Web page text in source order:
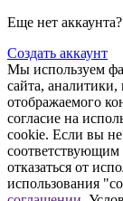
Еще нет аккаунта?
Создать аккаунт
Мы используем
сайта,
отображаемого
согласие на
cookie. Если вы
соответствующим
отказаться от
использования